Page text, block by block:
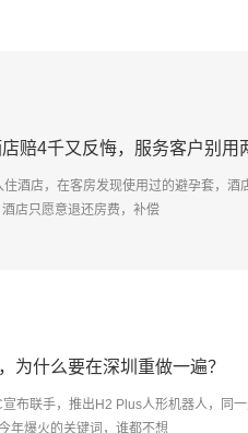
赔4千又反悔，服务客户别用
酒店，在客房发现使用过的避孕套，
店只愿意退还房费，补偿
为什么要在深圳重做一遍？
布联手，推出H2 Plus人形机器人，同
年爆火的关键词，谁都不想